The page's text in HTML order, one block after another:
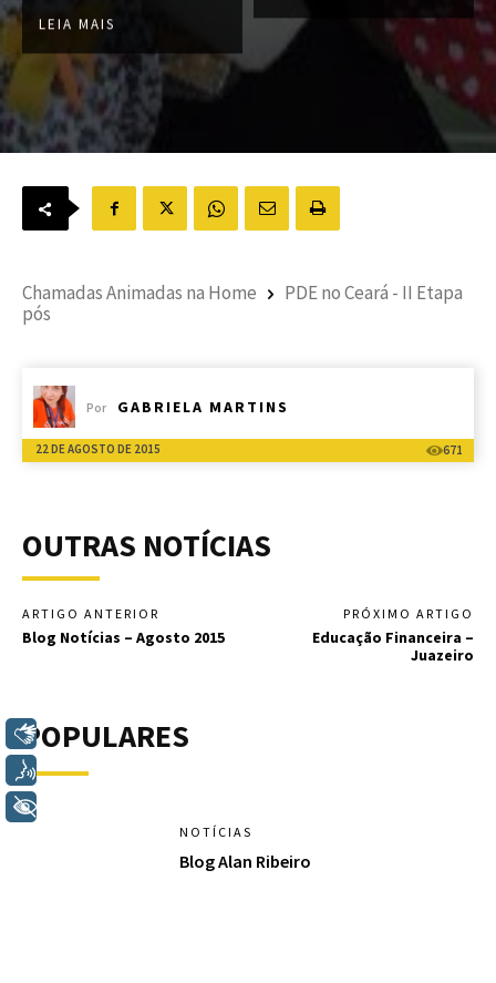
LEIA MAIS
Chamadas Animadas na Home
PDE no Ceará - II Etapa
pós
Por GABRIELA MARTINS
22 DE AGOSTO DE 2015 671
OUTRAS NOTÍCIAS
ARTIGO ANTERIOR
Blog Notícias – Agosto 2015
PRÓXIMO ARTIGO
Educação Financeira –
Juazeiro
POPULARES
NOTÍCIAS
Blog Alan Ribeiro
Libras
Voz